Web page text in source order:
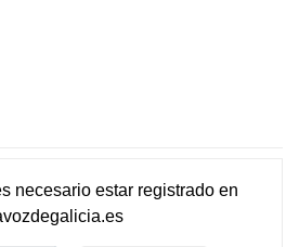
necesario estar registradoen